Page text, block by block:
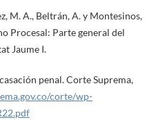
M. A., Beltrán, A. y Montesinos,
Procesal: Parte general del
Jaume I.
penal. Corte Suprema,
corte/wp-